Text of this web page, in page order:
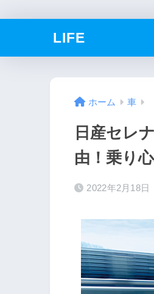
LIFE
ホーム 車
日産セレ
由！乗り
2022年2月18日